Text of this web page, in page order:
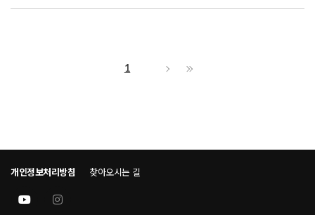
1
개인정보처리방침 찾아오시는 길